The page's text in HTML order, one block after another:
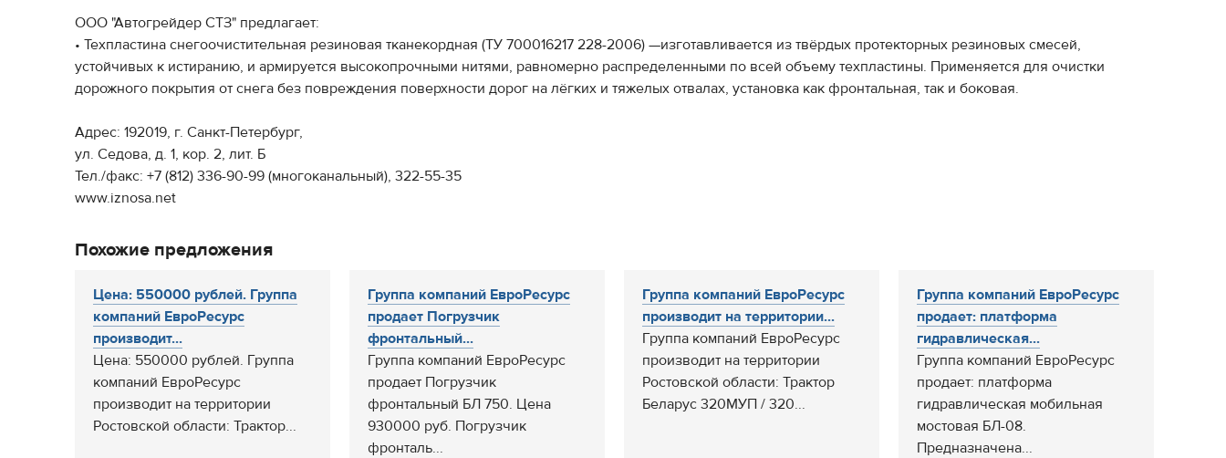
ООО "Автогрейдер СТЗ" предлагает:
• Техпластина снегоочистительная резиновая тканекордная (ТУ 700016217 228-2006) —изготавливается из твёрдых протекторных резиновых смесей,
устойчивых к истиранию, и армируется высокопрочными нитями, равномерно распределенными по всей объему техпластины. Применяется для очистки
дорожного покрытия от снега без повреждения поверхности дорог на лёгких и тяжелых отвалах, установка как фронтальная, так и боковая.
Адрес: 192019, г. Санкт-Петербург,
ул. Седова, д. 1, кор. 2, лит. Б
Тел./факс: +7 (812) 336-90-99 (многоканальный), 322-55-35
www.iznosa.net
Похожие предложения
Цена: 550000 рублей. Группа
компаний ЕвроРесурс
производит...
Цена: 550000 рублей. Группа
компаний ЕвроРесурс
производит на территории
Ростовской области: Трактор...
Группа компаний ЕвроРесурс
продает Погрузчик
фронтальный...
Группа компаний ЕвроРесурс
продает Погрузчик
фронтальный БЛ 750. Цена
930000 руб. Погрузчик
фронталь...
Группа компаний ЕвроРесурс
производит на территории...
Группа компаний ЕвроРесурс
производит на территории
Ростовской области: Трактор
Беларус 320МУП / 320...
Группа компаний ЕвроРесурс
продает: платформа
гидравлическая...
Группа компаний ЕвроРесурс
продает: платформа
гидравлическая мобильная
мостовая БЛ-08.
Предназначена...